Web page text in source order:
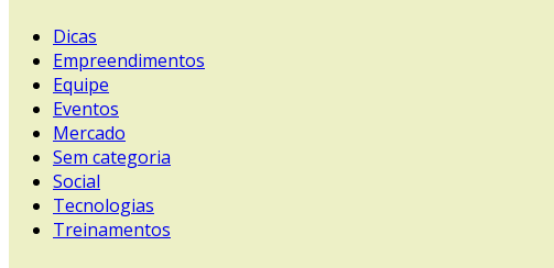
Dicas
Empreendimentos
Equipe
Eventos
Mercado
Sem categoria
Social
Tecnologias
Treinamentos